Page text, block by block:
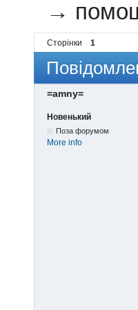
→
Сторінки 1
=amny=
Новенький
Поза форумом
More info